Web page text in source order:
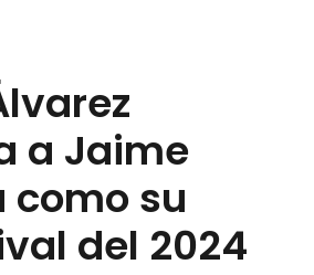
a Jaime
como su
del 2024